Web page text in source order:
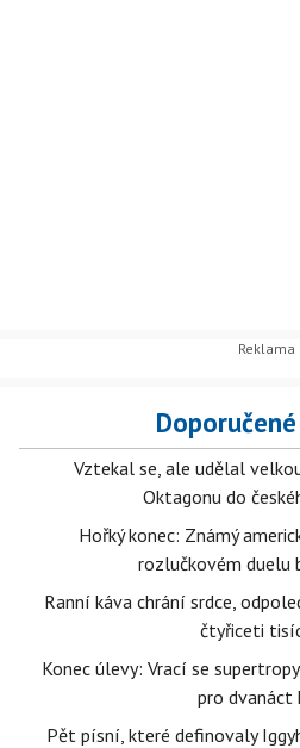
Vztekal se, ale udělal
Oktagonu do
Hořký konec: Známý
rozlučkovém duelu
Ranní káva chrání srdce,
čtyřiceti
Konec úlevy: Vrací se
pro dvanáct
Pět písní, které definovaly